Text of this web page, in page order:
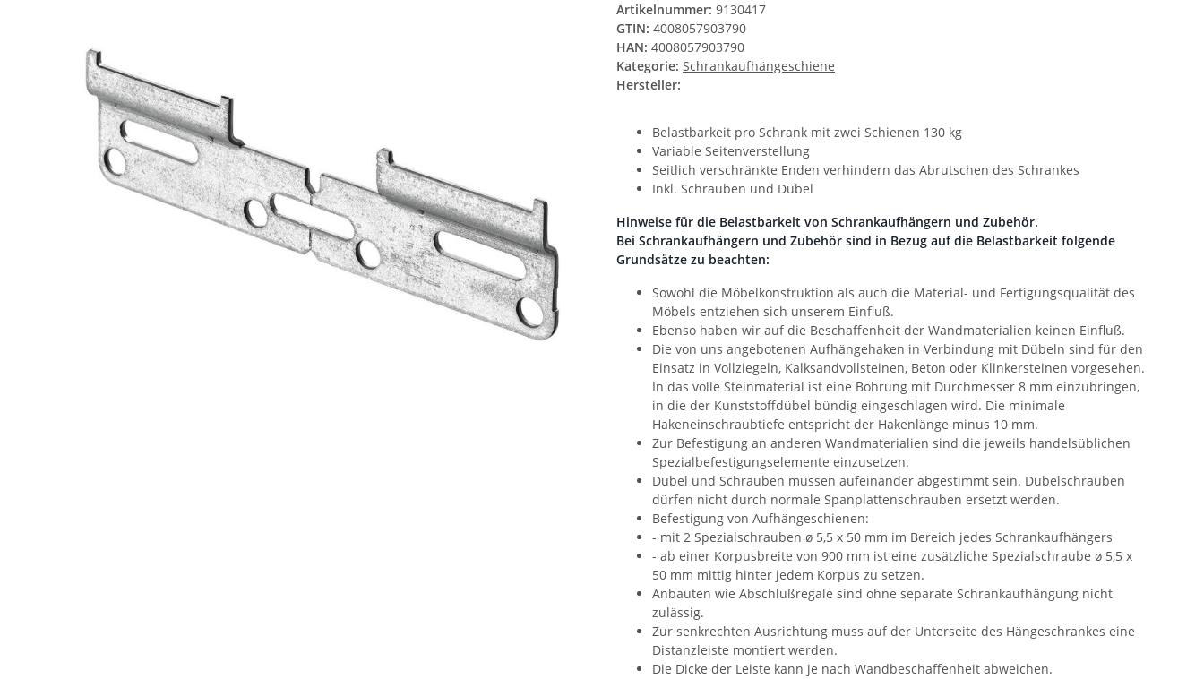
Artikelnummer: 9130417
GTIN: 4008057903790
HAN: 4008057903790
Kategorie: Schrankaufhängeschiene
Hersteller:
Belastbarkeit pro Schrank mit zwei Schienen 130 kg
Variable Seitenverstellung
Seitlich verschränkte Enden verhindern das Abrutschen des Schrankes
Inkl. Schrauben und Dübel
Hinweise für die Belastbarkeit von Schrankaufhängern und Zubehör.
Bei Schrankaufhängern und Zubehör sind in Bezug auf die Belastbarkeit folgende
Grundsätze zu beachten:
Sowohl die Möbelkonstruktion als auch die Material- und Fertigungsqualität des
Möbels entziehen sich unserem Einfluß.
Ebenso haben wir auf die Beschaffenheit der Wandmaterialien keinen Einfluß.
Die von uns angebotenen Aufhängehaken in Verbindung mit Dübeln sind für den
Einsatz in Vollziegeln, Kalksandvollsteinen, Beton oder Klinkersteinen vorgesehen.
In das volle Steinmaterial ist eine Bohrung mit Durchmesser 8 mm einzubringen,
in die der Kunststoffdübel bündig eingeschlagen wird. Die minimale
Hakeneinschraubtiefe entspricht der Hakenlänge minus 10 mm.
Zur Befestigung an anderen Wandmaterialien sind die jeweils handelsüblichen
Spezialbefestigungselemente einzusetzen.
Dübel und Schrauben müssen aufeinander abgestimmt sein. Dübelschrauben
dürfen nicht durch normale Spanplattenschrauben ersetzt werden.
Befestigung von Aufhängeschienen:
- mit 2 Spezialschrauben ø 5,5 x 50 mm im Bereich jedes Schrankaufhängers
- ab einer Korpusbreite von 900 mm ist eine zusätzliche Spezialschraube ø 5,5 x
50 mm mittig hinter jedem Korpus zu setzen.
Anbauten wie Abschlußregale sind ohne separate Schrankaufhängung nicht
zulässig.
Zur senkrechten Ausrichtung muss auf der Unterseite des Hängeschrankes eine
Distanzleiste montiert werden.
Die Dicke der Leiste kann je nach Wandbeschaffenheit abweichen.